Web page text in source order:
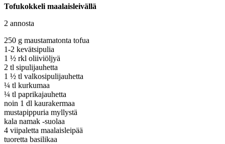
Tofukokkeli maalaisleivällä
2 annosta
250 g maustamatonta tofua
1-2 kevätsipulia
1 ½ rkl oliiviöljyä
2 tl sipulijauhetta
1 ½ tl valkosipulijauhetta
¼ tl kurkumaa
¼ tl paprikajauhetta
noin 1 dl kaurakermaa
mustapippuria myllystä
kala namak -suolaa
4 viipaletta maalaisleipää
tuoretta basilikaa